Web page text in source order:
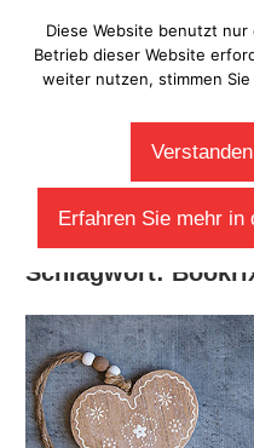
Inhalt
springen
Schlagwort:
Diese Website benutzt
Betrieb dieser Website
weiter nutzen, stimmen
Erfahren Sie mehr in